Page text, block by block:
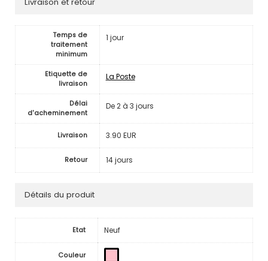
Temps de
traitement
minimum
1 jour
Etiquette de
livraison
La Poste
Délai
d'acheminement
De 2 à 3 jours
Livraison 3.90 EUR
Retour 14 jours
Détails du produit
Etat Neuf
Couleur